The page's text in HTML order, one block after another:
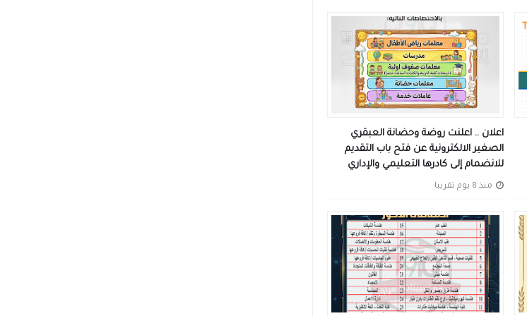
اعلان .. اعلنت روضة وحضانة العبقري
الصغير الالكترونية عن فتح باب التقديم
للانضمام إلى كادرها التعليمي والإداري
منذ 8 يوم تقريبا